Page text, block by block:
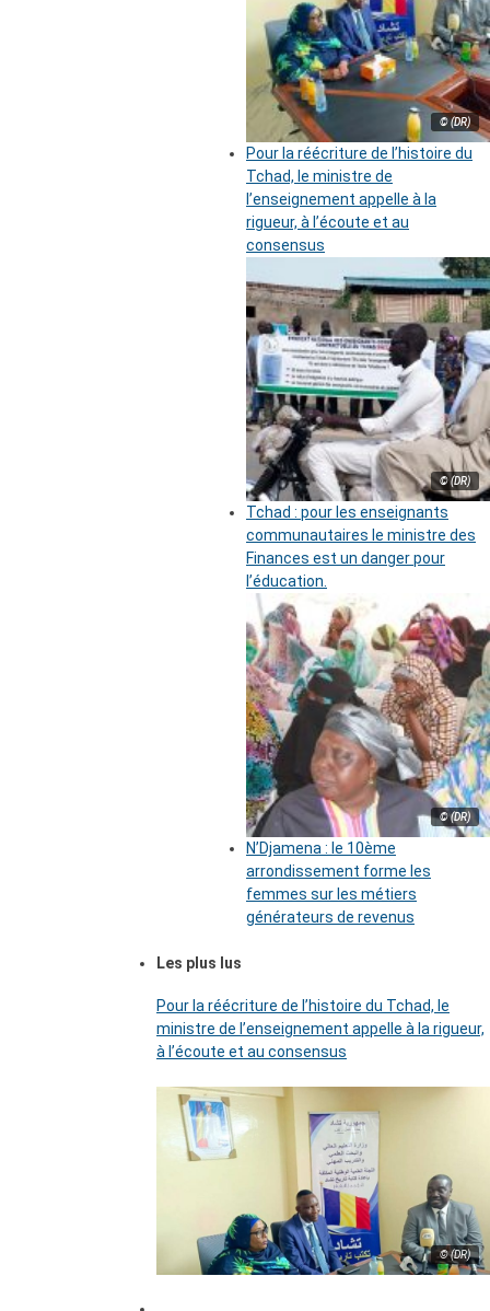
© (DR)
Pour la réécriture de l’histoire du
Tchad, le ministre de
l’enseignement appelle à la
rigueur, à l’écoute et au
consensus
© (DR)
Tchad : pour les enseignants
communautaires le ministre des
Finances est un danger pour
l’éducation.
© (DR)
N’Djamena : le 10ème
arrondissement forme les
femmes sur les métiers
générateurs de revenus
Les plus lus
Pour la réécriture de l’histoire du Tchad, le
ministre de l’enseignement appelle à la rigueur,
à l’écoute et au consensus
© (DR)